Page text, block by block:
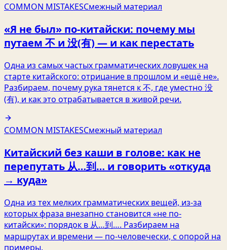
COMMON MISTAKESСмежный материал
«Я не был» по-китайски: почему мы
путаем 不 и 没(有) — и как перестать
Одна из самых частых грамматических ловушек на
старте китайского: отрицание в прошлом и «ещё не».
Разбираем, почему рука тянется к 不, где уместно 没
(有), и как это отрабатывается в живой речи.
COMMON MISTAKESСмежный материал
Китайский без каши в голове: как не
перепутать 从…到… и говорить «откуда
→ куда»
Одна из тех мелких грамматических вещей, из‑за
которых фраза внезапно становится «не по-
китайски»: порядок в 从…到…. Разбираем на
маршрутах и времени — по-человечески, с опорой на
примеры.